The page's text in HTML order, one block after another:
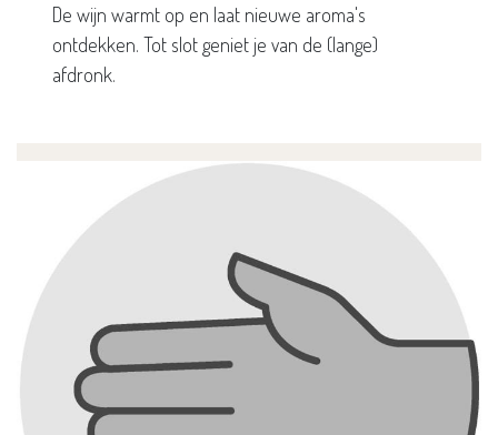
De wijn warmt op en laat nieuwe aroma's
ontdekken. Tot slot geniet je van de (lange)
afdronk.